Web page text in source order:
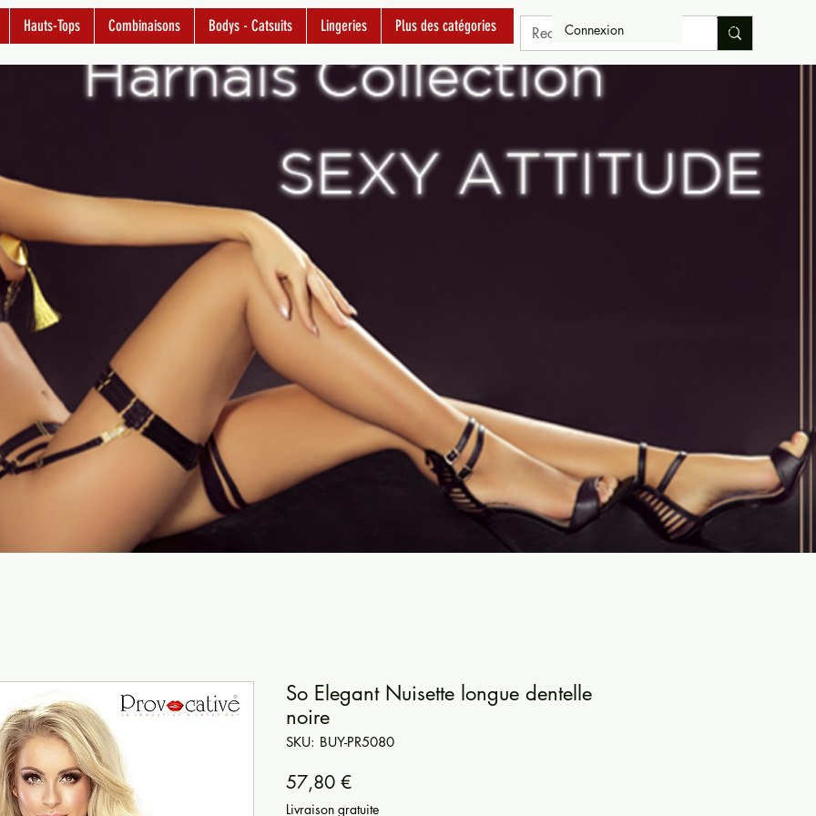
Hauts-Tops Combinaisons Bodys - Catsuits Lingeries Plus des catégories Connexion
So Elegant Nuisette longue dentelle
noire
SKU: BUY-PR5080
57,80 €Precio
Livraison gratuite